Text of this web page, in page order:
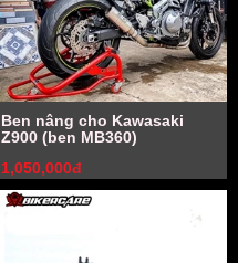
Ben nâng cho Kawasaki
Z900 (ben MB360)
1,050,000đ